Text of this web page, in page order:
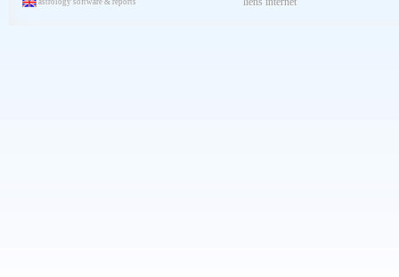
astrology software & reports